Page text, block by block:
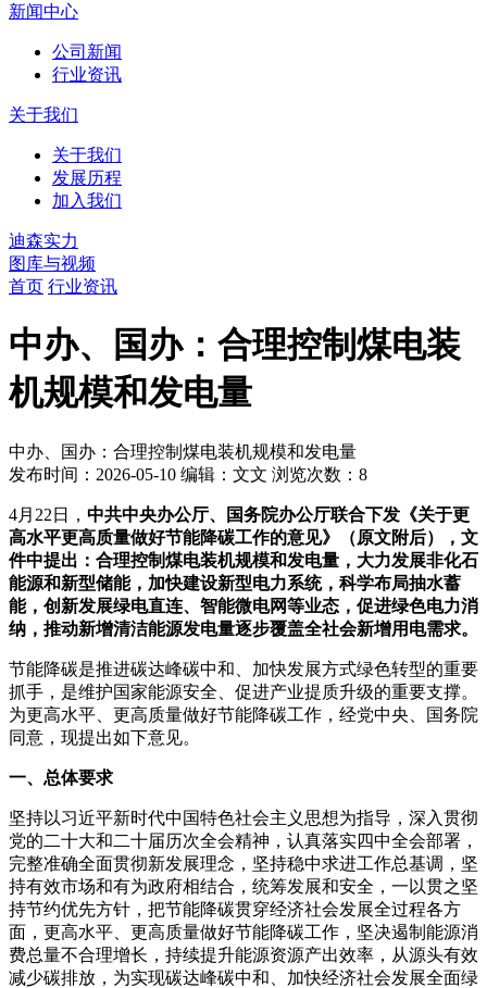
新闻中心
公司新闻
行业资讯
关于我们
关于我们
发展历程
加入我们
迪森实力
图库与视频
首页 行业资讯
中办、国办：合理控制煤电装
机规模和发电量
中办、国办：合理控制煤电装机规模和发电量
发布时间：2026-05-10 编辑：文文 浏览次数：8
4月22日， 中共中央办公厅、国务院办公厅联合下发《关于更
高水平更高质量做好节能降碳工作的意见》（原文附后），文
件中提出：合理控制煤电装机规模和发电量，大力发展非化石
能源和新型储能，加快建设新型电力系统，科学布局抽水蓄
能，创新发展绿电直连、智能微电网等业态，促进绿色电力消
纳，推动新增清洁能源发电量逐步覆盖全社会新增用电需求。
节能降碳是推进碳达峰碳中和、加快发展方式绿色转型的重要
抓手，是维护国家能源安全、促进产业提质升级的重要支撑。
为更高水平、更高质量做好节能降碳工作，经党中央、国务院
同意，现提出如下意见。
一、总体要求
坚持以习近平新时代中国特色社会主义思想为指导，深入贯彻
党的二十大和二十届历次全会精神，认真落实四中全会部署，
完整准确全面贯彻新发展理念，坚持稳中求进工作总基调，坚
持有效市场和有为政府相结合，统筹发展和安全，一以贯之坚
持节约优先方针，把节能降碳贯穿经济社会发展全过程各方
面，更高水平、更高质量做好节能降碳工作，坚决遏制能源消
费总量不合理增长，持续提升能源资源产出效率，从源头有效
减少碳排放，为实现碳达峰碳中和、加快经济社会发展全面绿